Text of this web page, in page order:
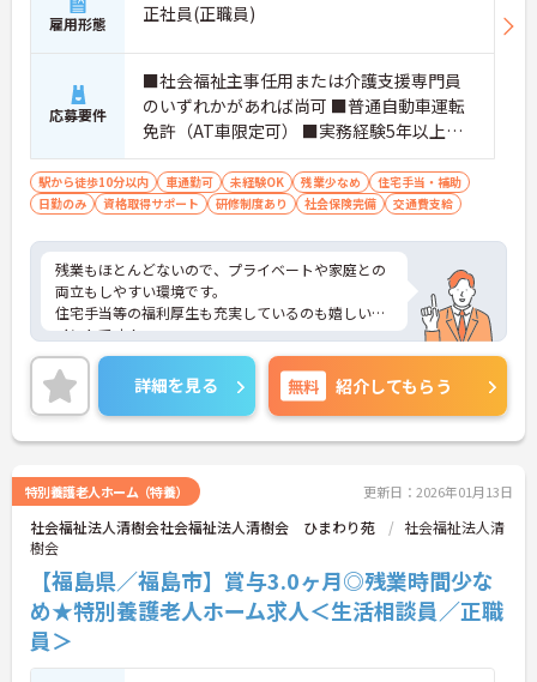
雇用形態 正社員(正職員)
応募要件
■社会福祉主事任用または介護支援専門員
のいずれかがあれば尚可 ■普通自動車運転
免許（AT車限定可） ■実務経験5年以上の
介護福祉士有資格者も応募可 ※未経験相談
可、経験があれば尚可
駅から徒歩10分以内 車通勤可 未経験OK 残業少なめ
住宅手当・補助
日勤のみ
資格取得サポート 研修制度あり 社会保険完備 交通費支給
残業もほとんどないので、プライベートや家庭との
両立もしやすい環境です。
住宅手当等の福利厚生も充実しているのも嬉しいポ
イントです！
ご興味ある方には、面接対策ポイントなど、さらに
詳細をお話しいたしますのでお気軽にご相談くださ
い！
詳細を見る 無料 紹介してもらう
特別養護老人ホーム（特養） 更新日：2026年01月13日
社会福祉法人清樹会社会福祉法人清樹会 ひまわり苑
社会福祉法人清
樹会
【福島県／福島市】賞与3.0ヶ月◎残業時間少な
め★特別養護老人ホーム求人＜生活相談員／正職
員＞